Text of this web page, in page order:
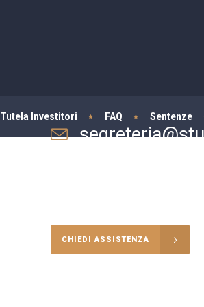
CHIEDI ASSISTENZA
Tutela Investitori FAQ Sentenze